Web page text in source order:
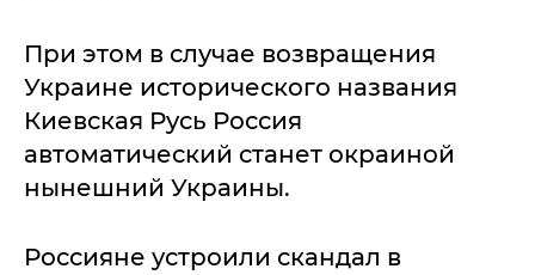
При этом в случае возвращения
Украине исторического названия
Киевская Русь Россия
автоматический станет окраиной
нынешний Украины.
Россияне устроили скандал в